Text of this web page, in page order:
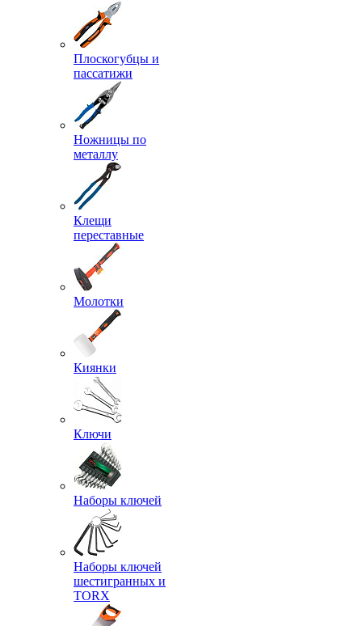
Плоскогубцы и
пассатижи
Ножницы по
металлу
Клещи
переставные
Молотки
Киянки
Ключи
Наборы ключей
Наборы ключей
шестигранных и
TORX